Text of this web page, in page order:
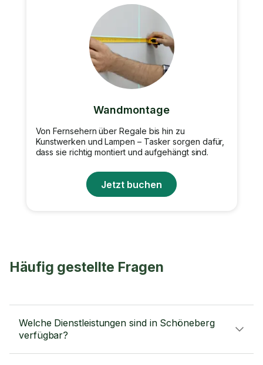
Wandmontage
Von Fernsehern über Regale bis hin zu
Kunstwerken und Lampen – Tasker sorgen dafür,
dass sie richtig montiert und aufgehängt sind.
Jetzt buchen
Häufig gestellte Fragen
Welche Dienstleistungen sind in Schöneberg
verfügbar?